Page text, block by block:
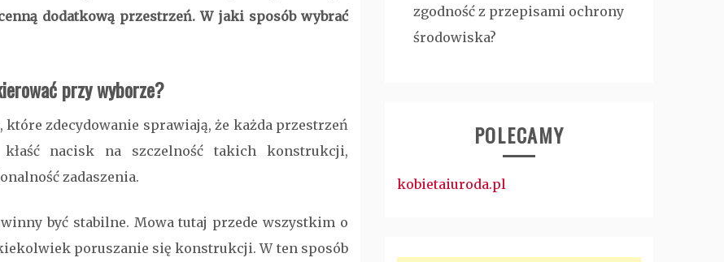
dodatkową przestrzeń. W jaki sposób wybrać
przy wyborze?
zdecydowanie sprawiają, że każda przestrzeń
nacisk na szczelność takich konstrukcji,
zadaszenia.
być stabilne. Mowa tutaj przede wszystkim o
poruszanie się konstrukcji. W ten sposób
zgodność z przepisami ochrony
środowiska?
POLECAMY
kobietaiuroda.pl